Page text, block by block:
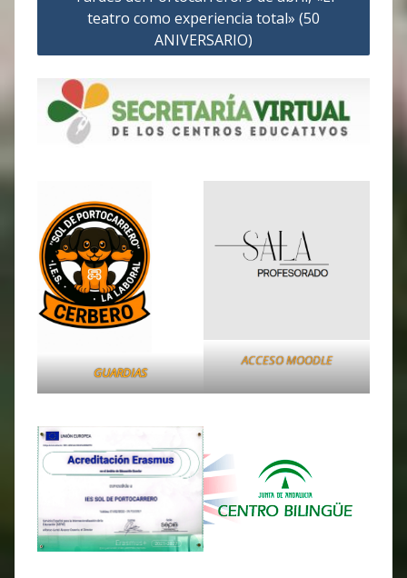
teatro como experiencia total» (50
ANIVERSARIO)
GUARDIAS
ACCESO MOODLE